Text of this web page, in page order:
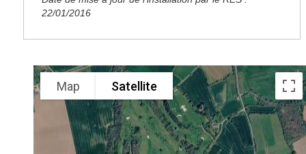
22/01/2016
Map Satellite